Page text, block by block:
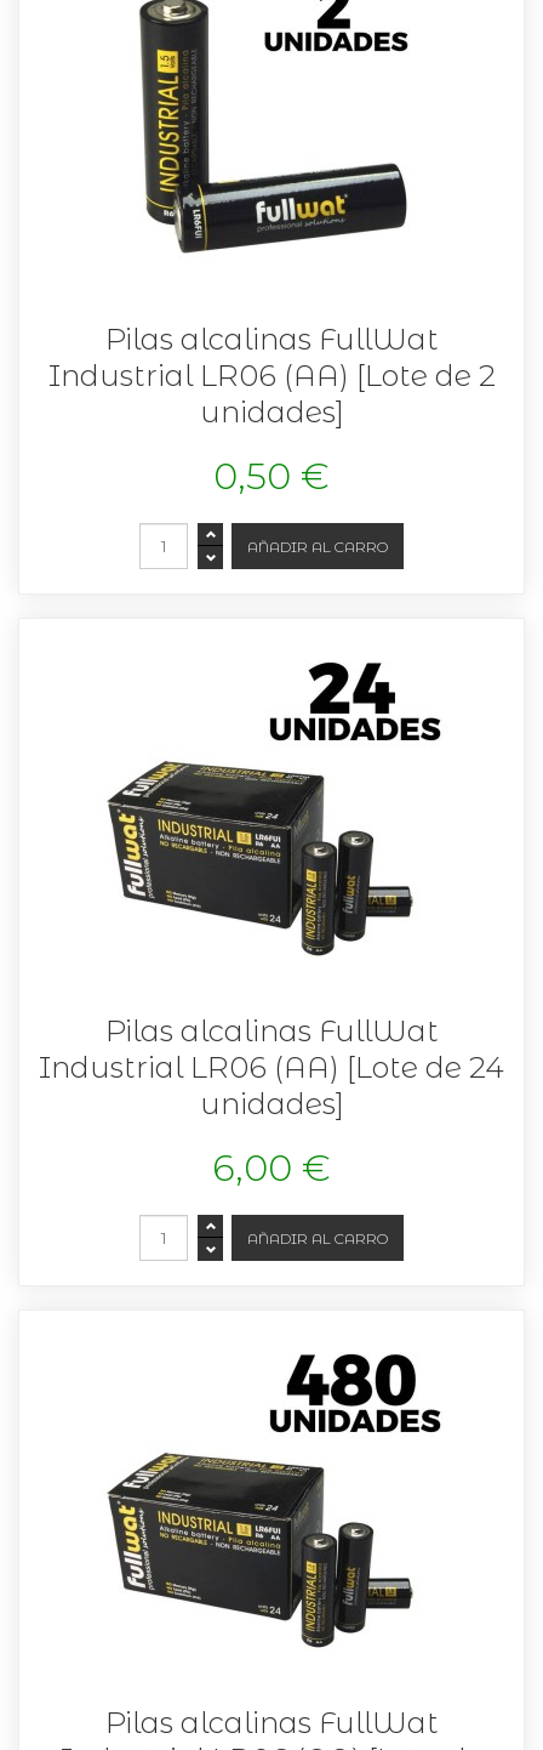
Pilas alcalinas FullWat
Industrial LR06 (AA) [Lote de 2
unidades]
0,50 €
Pilas alcalinas FullWat
Industrial LR06 (AA) [Lote de 24
unidades]
6,00 €
Pilas alcalinas FullWat